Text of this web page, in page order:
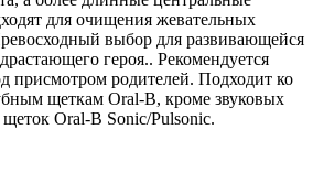
для очищения жевательных
выбор для развивающейся
героя.. Рекомендуется
присмотром родителей. Подходит ко
щеткам Oral-B, кроме звуковых
Oral-B Sonic/Pulsonic.